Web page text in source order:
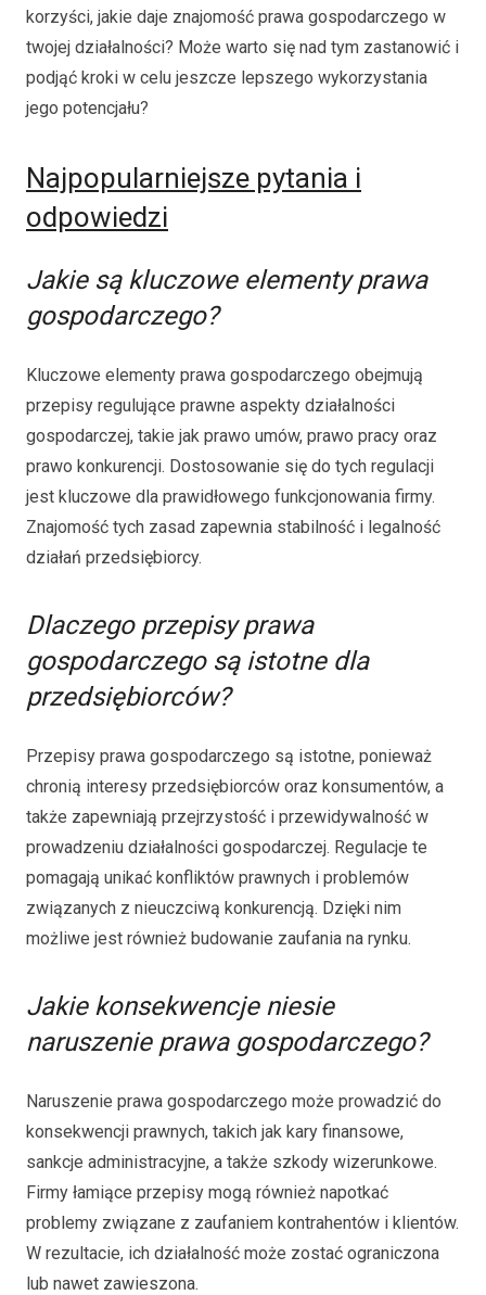
korzyści, jakie daje znajomość prawa gospodarczego w
twojej działalności? Może warto się nad tym zastanowić i
podjąć kroki w celu jeszcze lepszego wykorzystania
jego potencjału?
Najpopularniejsze pytania i
odpowiedzi
Jakie są kluczowe elementy prawa
gospodarczego?
Kluczowe elementy prawa gospodarczego obejmują
przepisy regulujące prawne aspekty działalności
gospodarczej, takie jak prawo umów, prawo pracy oraz
prawo konkurencji. Dostosowanie się do tych regulacji
jest kluczowe dla prawidłowego funkcjonowania firmy.
Znajomość tych zasad zapewnia stabilność i legalność
działań przedsiębiorcy.
Dlaczego przepisy prawa
gospodarczego są istotne dla
przedsiębiorców?
Przepisy prawa gospodarczego są istotne, ponieważ
chronią interesy przedsiębiorców oraz konsumentów, a
także zapewniają przejrzystość i przewidywalność w
prowadzeniu działalności gospodarczej. Regulacje te
pomagają unikać konfliktów prawnych i problemów
związanych z nieuczciwą konkurencją. Dzięki nim
możliwe jest również budowanie zaufania na rynku.
Jakie konsekwencje niesie
naruszenie prawa gospodarczego?
Naruszenie prawa gospodarczego może prowadzić do
konsekwencji prawnych, takich jak kary finansowe,
sankcje administracyjne, a także szkody wizerunkowe.
Firmy łamiące przepisy mogą również napotkać
problemy związane z zaufaniem kontrahentów i klientów.
W rezultacie, ich działalność może zostać ograniczona
lub nawet zawieszona.